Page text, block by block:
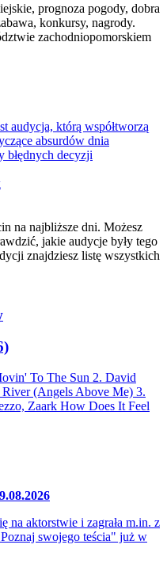
prognoza pogody, dobra
konkursy, nagrody.
zachodniopomorskiem
audycja, którą współtworzą
absurdów dnia
błędnych decyzji
na najbliższe dni. Możesz
jakie audycje były tego
znajdziesz listę wszystkich
To The Sun 2. David
(Angels Above Me) 3.
Zaark How Does It Feel
na aktorstwie i zagrała m.in. z
swojego teścia" już w